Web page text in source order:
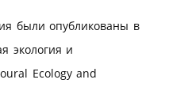
были опубликованы в
экология и
Ecology and